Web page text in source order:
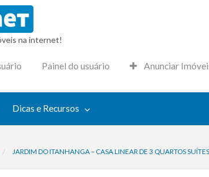
na internet!
Painel do usuário Anunciar
Dicas e Recursos
JARDIM DO ITANHANGA – CASA LINEAR DE 3 QUARTOS